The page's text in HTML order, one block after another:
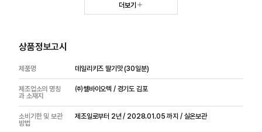
더보기
상품정보고시
제품명 데일리키즈 딸기맛 (30일분)
제조업소의 명칭
과 소재지
㈜쎌바이오텍 / 경기도 김포
소비기한 및 보관
방법
제조일로부터 2년 / 2028.01.05 까지 / 실온보관